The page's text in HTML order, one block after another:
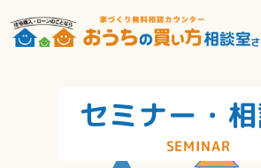
セミナー・
SEMINAR